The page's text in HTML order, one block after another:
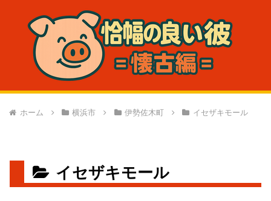
ホーム 横浜市 伊勢佐木町 イセザキモール
イセザキモール